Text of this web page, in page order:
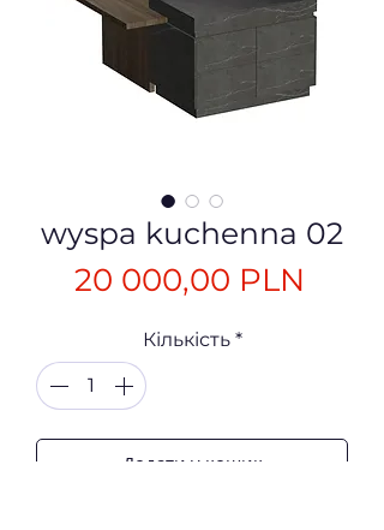
wyspa kuchenna 02
20 000,00 PLN
Кількість *
Додати у кошик